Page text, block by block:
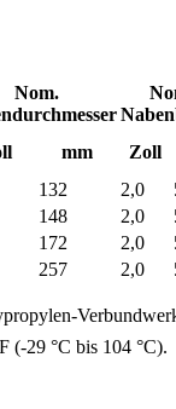
Nom.
mm
Zoll
132 2,0
148 2,0
172 2,0
257 2,0
(-29 °C bis 104 °C).